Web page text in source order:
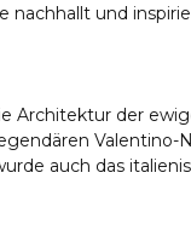
nachhallt und
Architektur der
Valentino-
auch das